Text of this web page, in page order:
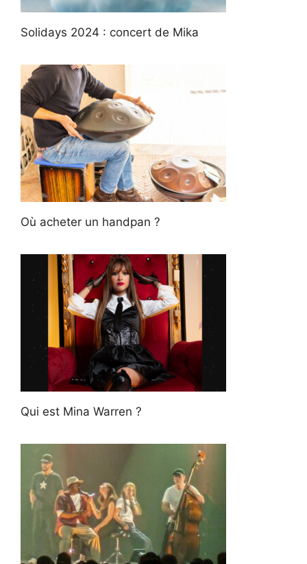
Solidays 2024 : concert de Mika
Où acheter un handpan ?
Qui est Mina Warren ?